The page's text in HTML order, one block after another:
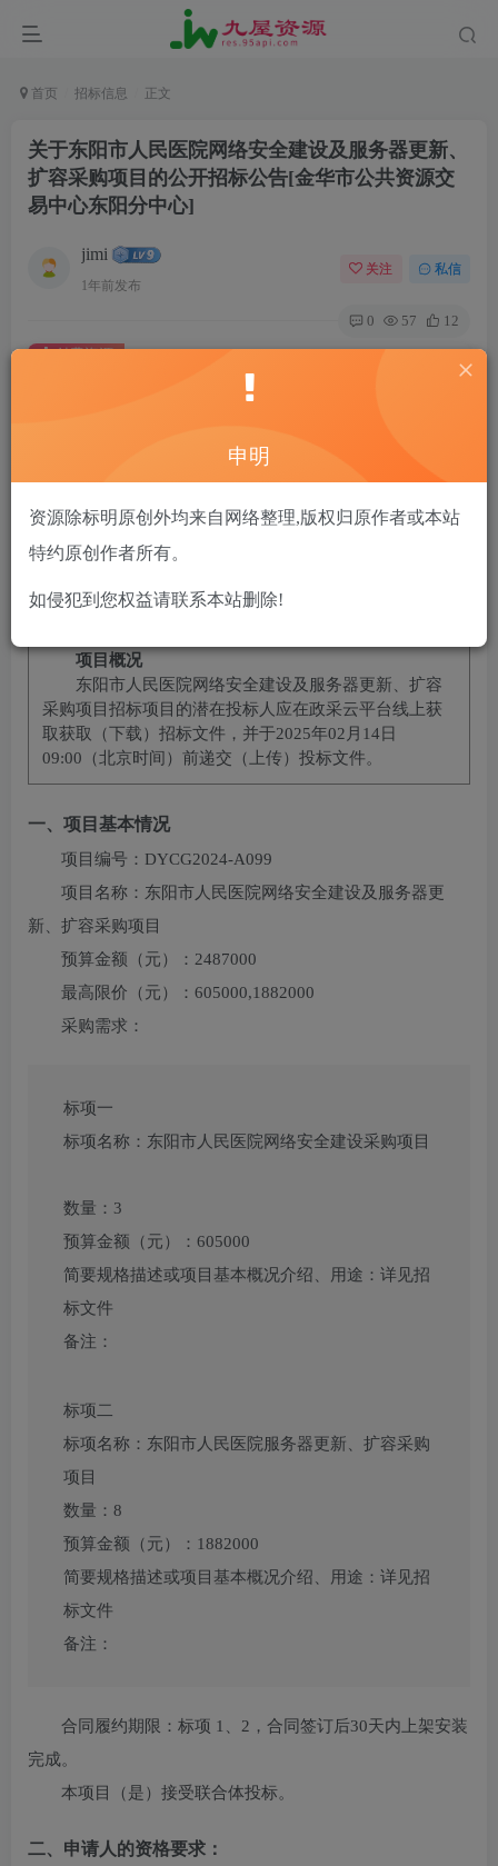
首页 招标信息 正文
关于东阳市人民医院网络安全建设及服务器更新、
扩容采购项目的公开招标公告[金华市公共资源交
易中心东阳分中心]
jimi
1年前发布
关注 私信
0 57 12
￥ 20
付费资源
项目概况
东阳市人民医院网络安全建设及服务器更新、扩容
采购项目 招标项目的潜在投标人应在政采云平台线上获
取获取（下载）招标文件，并于2025年02月14日
09:00 （北京时间）前递交（上传）投标文件。
一、项目基本情况
项目编号： DYCG2024-A099
项目名称： 东阳市人民医院网络安全建设及服务器更
新、扩容采购项目
预算金额（元）： 2487000
最高限价（元）： 605000,1882000
采购需求：
标项一
标项名称： 东阳市人民医院网络安全建设采购项目
数量： 3
预算金额（元）： 605000
简要规格描述或项目基本概况介绍、用途： 详见招
标文件
备注：
标项二
标项名称： 东阳市人民医院服务器更新、扩容采购
项目
数量： 8
预算金额（元）： 1882000
简要规格描述或项目基本概况介绍、用途： 详见招
标文件
备注：
合同履约期限： 标项 1、2，合同签订后30天内上架安装
完成。
本项目（是）接受联合体投标。
二、申请人的资格要求：
申明
资源除标明原创外均来自网络整理,版权归原作者或本站
特约原创作者所有。
如侵犯到您权益请联系本站删除!